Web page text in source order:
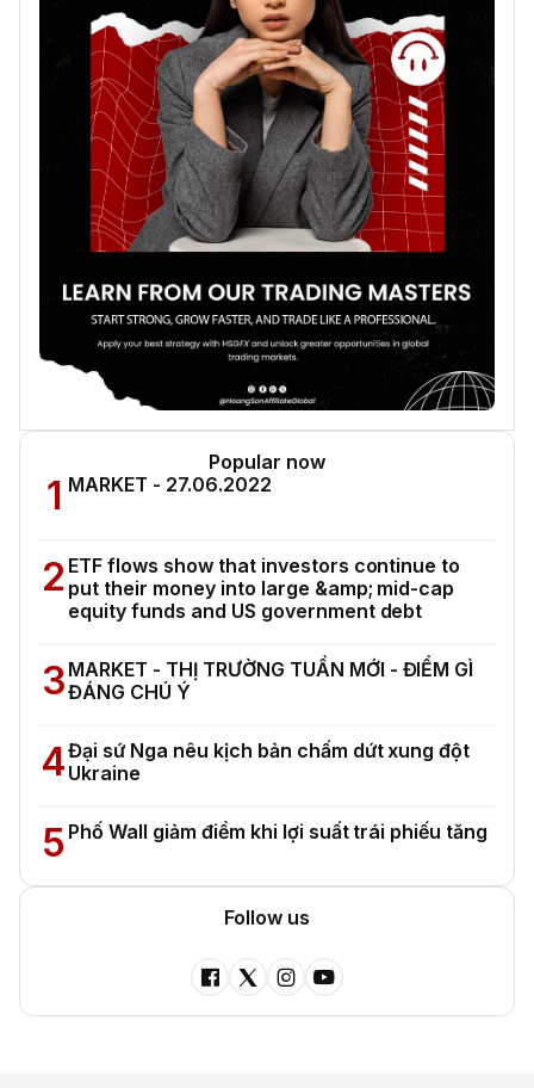
Popular now
1 MARKET - 27.06.2022
2 ETF flows show that investors continue to
put their money into large &amp; mid-cap
equity funds and US government debt
3 MARKET - THỊ TRƯỜNG TUẦN MỚI - ĐIỂM GÌ
ĐÁNG CHÚ Ý
4Đại sứ Nga nêu kịch bản chấm dứt xung đột
Ukraine
5 Phố Wall giảm điểm khi lợi suất trái phiếu tăng
Follow us